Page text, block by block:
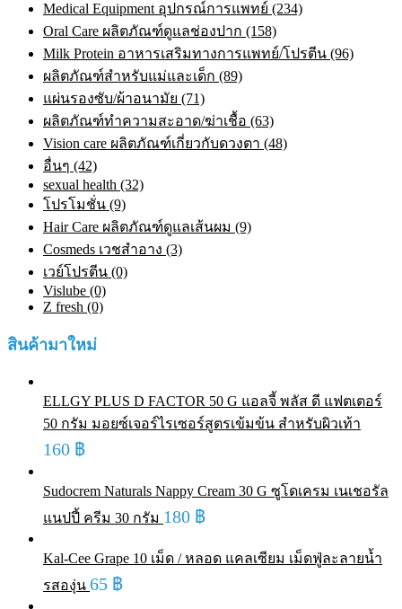
Medical Equipment อุปกรณ์การแพทย์ (234)
Oral Care ผลิตภัณฑ์ดูแลช่องปาก (158)
Milk Protein อาหารเสริมทางการแพทย์/โปรตีน (96)
ผลิตภัณฑ์สำหรับแม่และเด็ก (89)
แผ่นรองซับ/ผ้าอนามัย (71)
ผลิตภัณฑ์ทําความสะอาด/ฆ่าเชื้อ (63)
Vision care ผลิตภัณฑ์เกี่ยวกับดวงตา (48)
อื่นๆ (42)
sexual health (32)
โปรโมชั่น (9)
Hair Care ผลิตภัณฑ์ดูแลเส้นผม (9)
Cosmeds เวชสําอาง (3)
เวย์โปรตีน (0)
Vislube (0)
Z fresh (0)
สินค้ามาใหม่
ELLGY PLUS D FACTOR 50 G แอลจี้ พลัส ดี แฟตเตอร์
50 กรัม มอยซ์เจอร์ไรเซอร์สูตรเข้มข้น สำหรับผิวเท้า
160 ฿
Sudocrem Naturals Nappy Cream 30 G ซูโดเครม เนเชอรัล
แนปปี้ ครีม 30 กรัม 180 ฿
Kal-Cee Grape 10 เม็ด / หลอด แคลเซียม เม็ดฟู่ละลายน้ำ
รสองุ่น 65 ฿